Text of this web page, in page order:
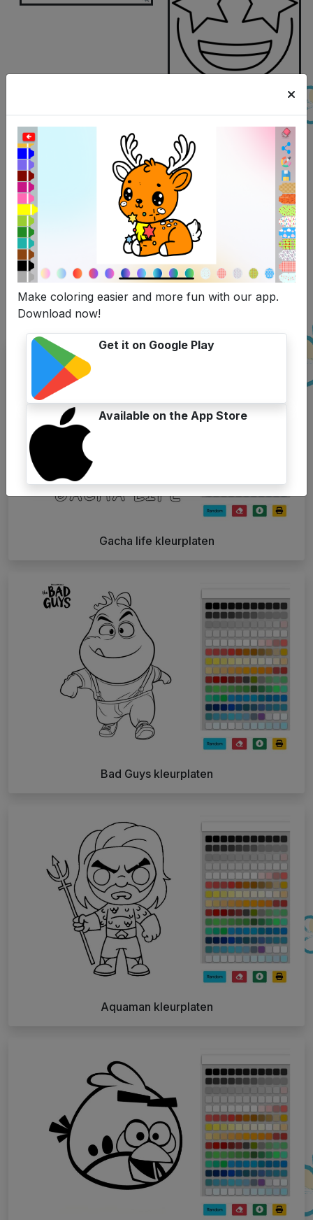
zijn en dat er veel manieren zijn om de sterren op een
kleurplaat te interpreteren. U kunt uw fantasie vrij
ontwikkelen bij het kiezen van kleuren voor kleurplaten
met sterren met behulp van de online kleurtool op de
website
Kleurplatenwk.nl. Voel je vrij om te
experimenteren, glitter of glitters toe te voegen en je
eigen unieke en oogverblindende sterren te creëren.
Zoekopdracht
Gerelateerde artikelen
Gacha life kleurplaten
Bad Guys kleurplaten
Aquaman kleurplaten
Make coloring easier and more fun with our app.
Download now!
Get it on Google Play
Available on the App Store